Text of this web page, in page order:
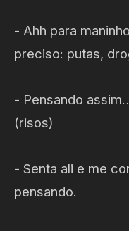
- Ahh para
preciso: putas,
- Pensando
(risos)
- Senta ali e me
pensando.